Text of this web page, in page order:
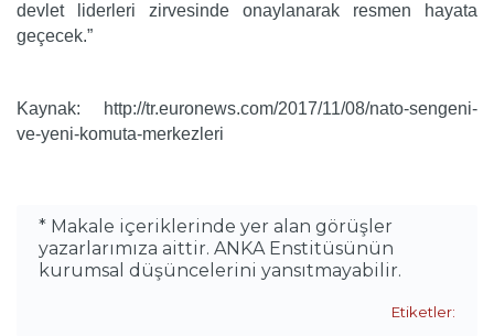
devlet liderleri zirvesinde onaylanarak resmen hayata
geçecek.”
Kaynak: http://tr.euronews.com/2017/11/08/nato-sengeni-
ve-yeni-komuta-merkezleri
* Makale içeriklerinde yer alan görüşler
yazarlarımıza aittir. ANKA Enstitüsünün
kurumsal düşüncelerini yansıtmayabilir.
Etiketler: